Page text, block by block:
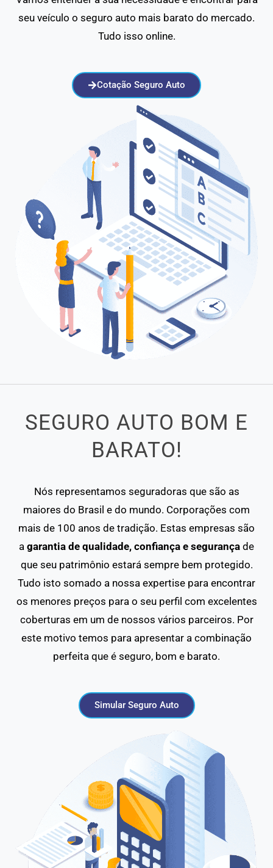
seu veículo o seguro auto mais barato do mercado.
Tudo isso online.
Cotação Seguro Auto
SEGURO AUTO BOM E
BARATO!
Nós representamos seguradoras que são as
maiores do Brasil e do mundo. Corporações com
mais de 100 anos de tradição. Estas empresas são
a garantia de qualidade, confiança e segurança de
que seu patrimônio estará sempre bem protegido.
Tudo isto somado a nossa expertise para encontrar
os menores preços para o seu perfil com excelentes
coberturas em um de nossos vários parceiros. Por
este motivo temos para apresentar a combinação
perfeita que é seguro, bom e barato.
Simular Seguro Auto